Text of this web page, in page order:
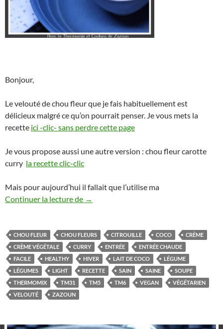
Bonjour,
Le velouté de chou fleur que je fais habituellement est
délicieux malgré ce qu’on pourrait penser. Je vous mets la
recette ici -clic- sans perdre cette page
Je vous propose aussi une autre version : chou fleur carotte
curry la recette clic-clic
Mais pour aujourd’hui il fallait que l’utilise ma
Continuer la lecture de Velouté de chou fleur à la citrouille au
→
CHOU FLEUR CHOU FLEURS CITROUILLE COCO
CRÈME
CRÈME VÉGÉTALE
CURRY ENTRÉE
ENTRÉE CHAUDE
FACILE
HEALTHY HIVER LAIT DE COCO
LÉGUME
LÉGUMES
LIGHT RECETTE SAIN SAINE
SOUPE
THERMOMIX
TM31 TM5 TM6 VEGAN
VÉGÉTARIEN
VELOUTÉ
ZAZOUN